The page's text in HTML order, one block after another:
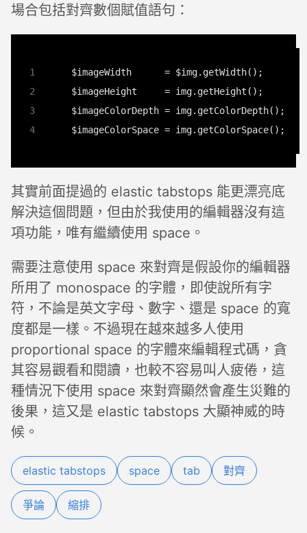
場合包括對齊數個賦值語句：
3
4
其實前面提過的 elastic tabstops 能更漂亮底
解決這個問題，但由於我使用的編輯器沒有這
項功能，唯有繼續使用 space。
需要注意使用 space 來對齊是假設你的編輯器
所用了 monospace 的字體，即使說所有字
符，不論是英文字母、數字、還是 space 的寬
度都是一樣。不過現在越來越多人使用
proportional space 的字體來編輯程式碼，貪
其容易觀看和閱讀，也較不容易叫人疲倦，這
種情況下使用 space 來對齊顯然會產生災難的
後果，這又是 elastic tabstops 大顯神威的時
候。
elastic tabstops space tab 對齊
爭論 縮排